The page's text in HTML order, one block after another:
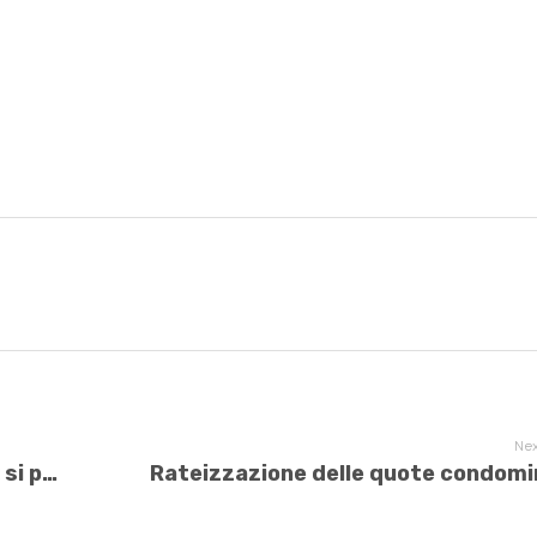
Mettere un ascensore in condominio: si può vietare l’innovazione? Rateizzazione delle quote